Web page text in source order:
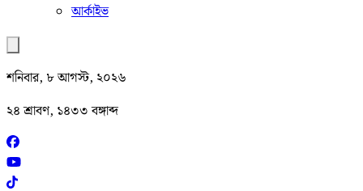
আর্কাইভ
শনিবার, ৮ আগস্ট, ২০২৬
২৪ শ্রাবণ, ১৪৩৩ বঙ্গাব্দ